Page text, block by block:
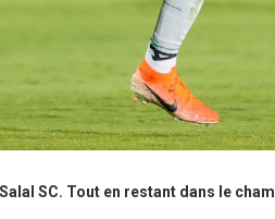
SC. Tout en restant dans le